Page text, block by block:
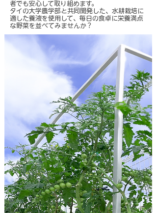
者でも安心して取り組めます。
タイの大学農学部と共同開発した、水耕栽培に
適した養液を使用して、毎日の食卓に栄養満点
な野菜を並べてみませんか？